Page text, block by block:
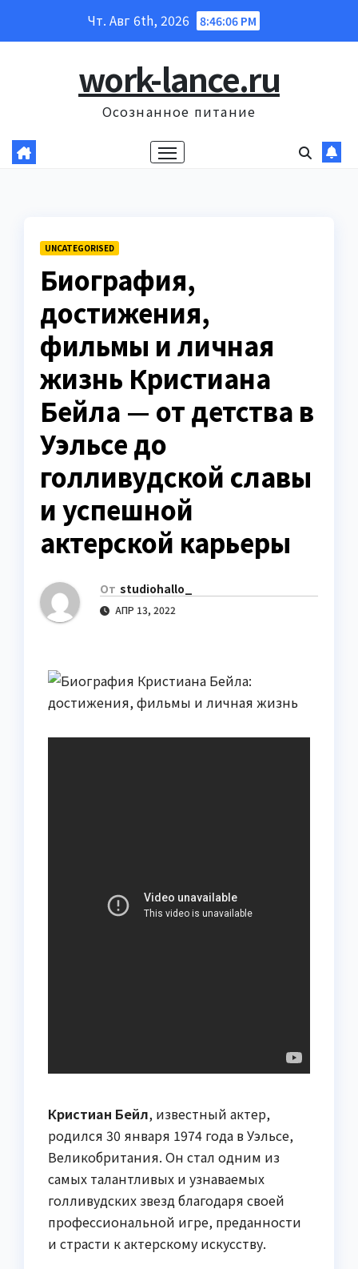
Чт. Авг 6th, 2026 8:46:07 PM
work-lance.ru
Осознанное питание
UNCATEGORISED
Биография,
достижения,
фильмы и личная
жизнь Кристиана
Бейла — от детства в
Уэльсе до
голливудской славы
и успешной
актерской карьеры
От studiohallo_
АПР 13, 2022
Кристиан Бейл, известный актер,
родился 30 января 1974 года в Уэльсе,
Великобритания. Он стал одним из
самых талантливых и узнаваемых
голливудских звезд благодаря своей
профессиональной игре, преданности
и страсти к актерскому искусству.